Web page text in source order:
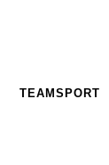
TEAMSPORT